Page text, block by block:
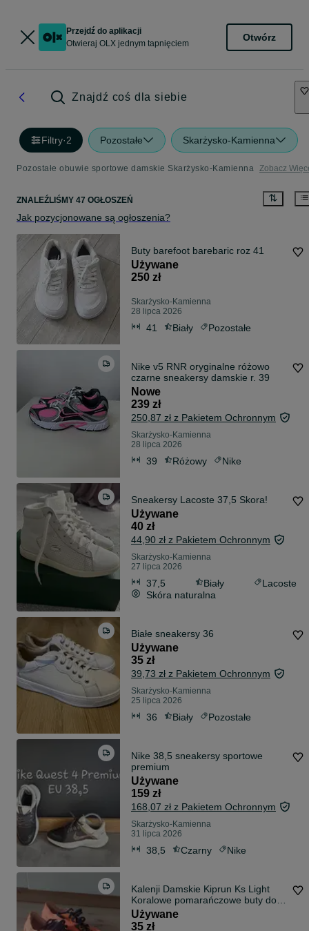
Przejdź do aplikacji
Otwieraj OLX jednym tapnięciem
Otwórz
Znajdź coś dla siebie
Filtry·2 Pozostałe Skarżysko-Kamienna
Pozostałe obuwie sportowe damskie Skarżysko-Kamienna Zobacz
ZNALEŹLIŚMY 47 OGŁOSZEŃ
Jak pozycjonowane są ogłoszenia?
Buty barefoot barebaric roz 41
Używane
250 zł
Skarżysko-Kamienna
28 lipca 2026
41 Biały Pozostałe
Nike v5 RNR oryginalne różowo
czarne sneakersy damskie r. 39
Nowe
239 zł
250,87 zł z Pakietem Ochronnym
Skarżysko-Kamienna
28 lipca 2026
39 Różowy Nike
Sneakersy Lacoste 37,5 Skora!
Używane
40 zł
44,90 zł z Pakietem Ochronnym
Skarżysko-Kamienna
27 lipca 2026
37,5 Biały
Lacoste
Skóra naturalna
Białe sneakersy 36
Używane
35 zł
39,73 zł z Pakietem Ochronnym
Skarżysko-Kamienna
25 lipca 2026
36 Biały Pozostałe
Nike 38,5 sneakersy sportowe
premium
Używane
159 zł
168,07 zł z Pakietem Ochronnym
Skarżysko-Kamienna
31 lipca 2026
38,5 Czarny Nike
Kalenji Damskie Kiprun Ks Light
Koralowe pomarańczowe buty do
biegania 40
Używane
35 zł